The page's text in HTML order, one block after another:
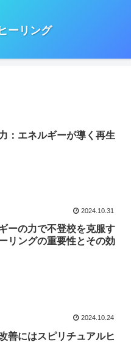
ーリング
：エネルギーが導く再生
2024.10.31
ーの力で不登校を克服す
リングの重要性とその効
2024.10.24
善にはスピリチュアルヒ